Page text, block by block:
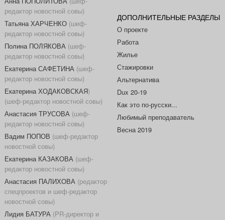
редактор новостной совы)
Татьяна ХАРЧЕНКО(шеф-
редактор новостной совы)
Полина ПОЛЯКОВА (шеф-
редактор новостной совы)
Екатерина САФЕТИНА (шеф-
редактор новостной совы)
Екатерина ХОДАКОВСКАЯ)
(шеф-редактор новостной совы)
Анастасия ТРУСОВА (шеф-
редактор новостной совы)
Вадим ПОПОВ (шеф-редактор
новостной совы)
Екатерина КАЗАКОВА (шеф-
редактор новостной совы)
Анастасия ПАЛИХОВА (редактор
спецпроектов и шеф-редактор
новостной совы)
Лидия БАТУРА (PR-директор и
ДОПОЛНИТЕЛЬНЫЕ РАЗДЕЛЫ
О проекте
Работа
Жилье
Стажировки
Альтернатива
Dux 20-19
Как это по-русски...
Любимый преподаватель
Весна 2019